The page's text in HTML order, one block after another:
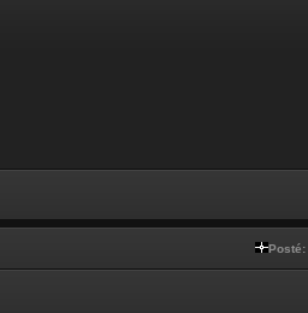
Posté: